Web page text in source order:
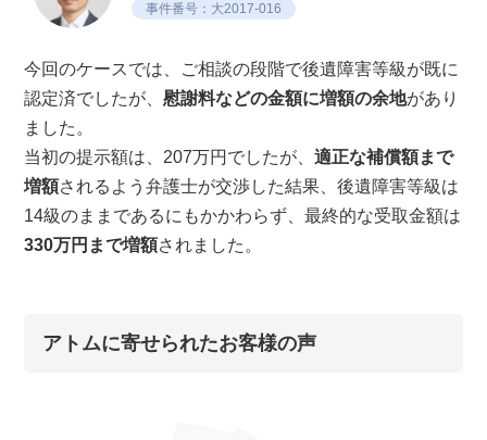
事件番号：大2017-016
今回のケースでは、ご相談の段階で後遺障害等級が既に
認定済でしたが、慰謝料などの金額に増額の余地があり
ました。
当初の提示額は、207万円でしたが、適正な補償額まで
増額されるよう弁護士が交渉した結果、後遺障害等級は
14級のままであるにもかかわらず、最終的な受取金額は
330万円まで増額されました。
アトムに寄せられたお客様の声